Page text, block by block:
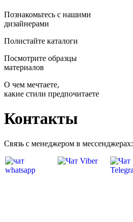
Познакомьтесь с нашими
дизайнерами
Полистайте каталоги
Посмотрите образцы
материалов
О чем мечтаете,
какие стили предпочитаете
Контакты
Связь с менеджером в мессенджерах: